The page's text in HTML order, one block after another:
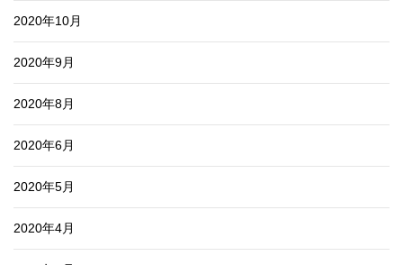
2020年10月
2020年9月
2020年8月
2020年6月
2020年5月
2020年4月